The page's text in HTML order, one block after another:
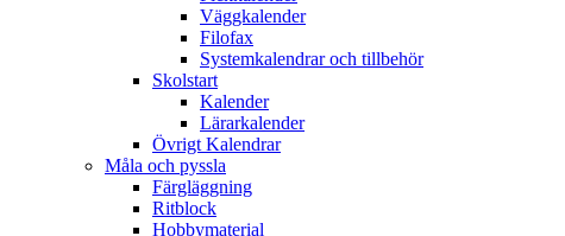
Väggkalender
Filofax
Systemkalendrar och tillbehör
Skolstart
Kalender
Lärarkalender
Övrigt Kalendrar
Måla och pyssla
Färgläggning
Ritblock
Hobbymaterial